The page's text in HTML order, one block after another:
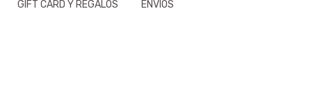
GIFT CARD Y REGALOS ENVÍOS